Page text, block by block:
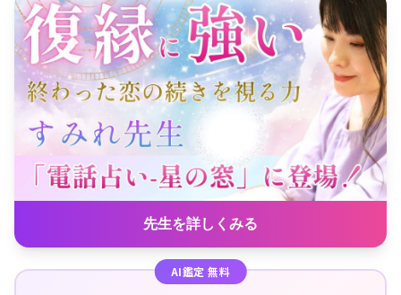
先生を詳しくみる
AI鑑定 無料